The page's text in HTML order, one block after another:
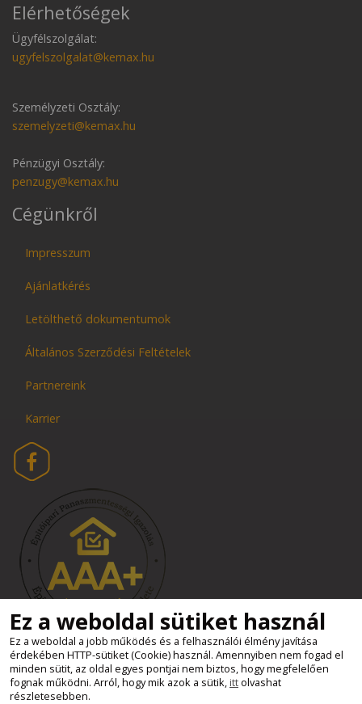
Elérhetőségek
Ügyfélszolgálat:
ugyfelszolgalat@kemax.hu
Személyzeti Osztály:
szemelyzeti@kemax.hu
Pénzügyi Osztály:
penzugy@kemax.hu
Cégünkről
Impresszum
Ajánlatkérés
Letölthető dokumentumok
Általános Szerződési Feltételek
Partnereink
Karrier
Süti beállítások
Minden jog fenntartva - Kemax Kft.
Ez a weboldal sütiket használ
Ez a weboldal a jobb működés és a felhasználói élmény javítása
érdekében HTTP-sütiket (Cookie) használ. Amennyiben nem fogad el
minden sütit, az oldal egyes pontjai nem biztos, hogy megfelelően
fognak működni. Arról, hogy mik azok a sütik, ittolvashat
részletesebben.